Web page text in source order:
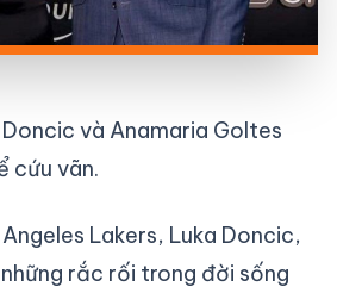
và Anamaria Goltes
cứu vãn.
Lakers, Luka Doncic,
rắc rối trong đời sống